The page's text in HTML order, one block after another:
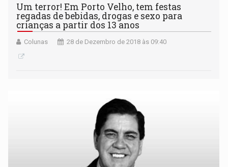
Um terror! Em Porto Velho, tem festas
regadas de bebidas, drogas e sexo para
crianças a partir dos 13 anos
Colunas 28 de Dezembro de 2018 às 09:40